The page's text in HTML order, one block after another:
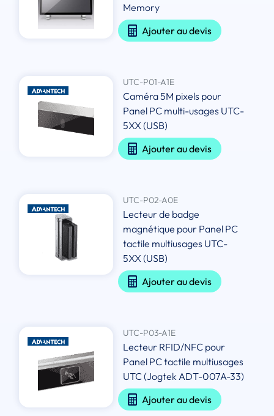
Memory
Ajouter au devis
UTC-P01-A1E
Caméra 5M pixels pour
Panel PC multi-usages UTC-
5XX (USB)
Ajouter au devis
UTC-P02-A0E
Lecteur de badge
magnétique pour Panel PC
tactile multiusages UTC-
5XX (USB)
Ajouter au devis
UTC-P03-A1E
Lecteur RFID/NFC pour
Panel PC tactile multiusages
UTC (Jogtek ADT-007A-33)
Ajouter au devis